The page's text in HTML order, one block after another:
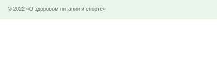
© 2022 «О здоровом питании и спорте»